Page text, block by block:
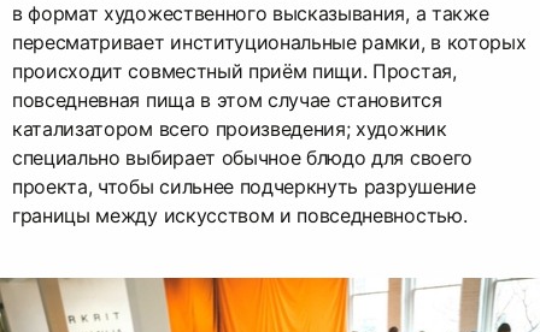
в формат художественного высказывания, а также
пересматривает институциональные рамки, в которых
происходит совместный приём пищи.​​ Простая,
повседневная пища в этом случае становится
катализатором всего произведения; художник
специально выбирает обычное блюдо для своего
проекта, чтобы сильнее подчеркнуть разрушение
границы между искусством и повседневностью.